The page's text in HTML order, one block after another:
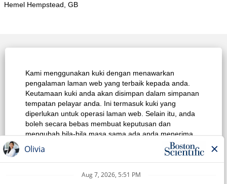
Kami menggunakan kuki dengan menawarkan
pengalaman laman web yang terbaik kepada anda.
Keutamaan kuki anda akan disimpan dalam simpanan
tempatan pelayar anda. Ini termasuk kuki yang
diperlukan untuk operasi laman web. Selain itu, anda
boleh secara bebas membuat keputusan dan
mengubah bila-bila masa sama ada anda menerima
kuki atau memilih untuk tidak mengikut kuki untuk
meningkatkan prestasi laman web, dan juga kuki yang
digunakan bagi memaparkan kandungan yang
disesuaikan dengan minat anda. Pengalaman anda
Hemel Hempstead, GB
Carian Kerja Teratas
Lihat Semua Pekerjaan
Dasar Privasi
Notis Hak Cipta